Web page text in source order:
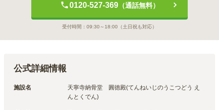
0120-527-369（通話無料）
受付時間： 09:30～18:00 （土日祝も対応）
公式詳細情報
施設名
天寧寺納骨堂　圓徳殿(てんねいじのうこつどう え
んとくでん)